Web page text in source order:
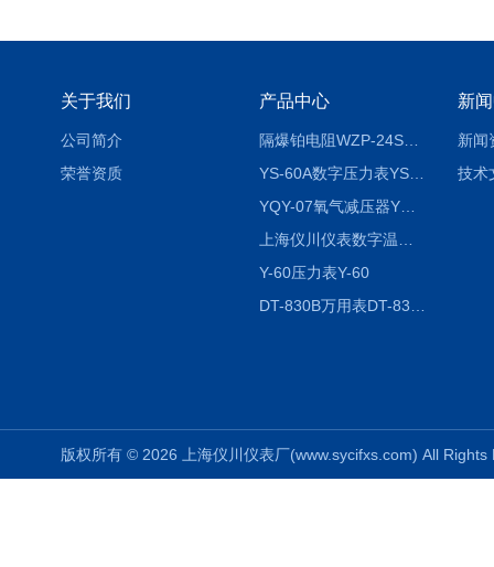
关于我们
公司简介
荣誉资质
产品中心
隔爆铂电阻WZP-24SA隔爆铂电阻WZP-24SA/Pt100
YS-60A数字压力表YS-60A
YQY-07氧气减压器YQY-07
Y-60压力表Y-60
新
新闻
技术
版权所有 © 2026 上海仪川仪表厂(www.sycifxs.com) All